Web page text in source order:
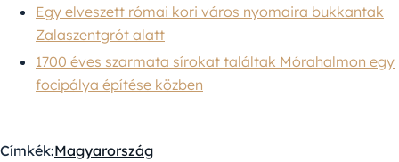
Egy elveszett római kori város nyomaira bukkantak
Zalaszentgrót alatt
1700 éves szarmata sírokat találtak Mórahalmon egy
focipálya építése közben
Címkék:Magyarország